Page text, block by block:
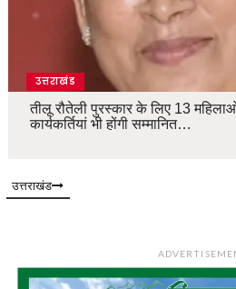
उत्तराखंड
तीलू रौतेली पुरस्कार के लिए 13
कार्यकर्तियां भी होंगी सम्मानित…
उत्तराखंड